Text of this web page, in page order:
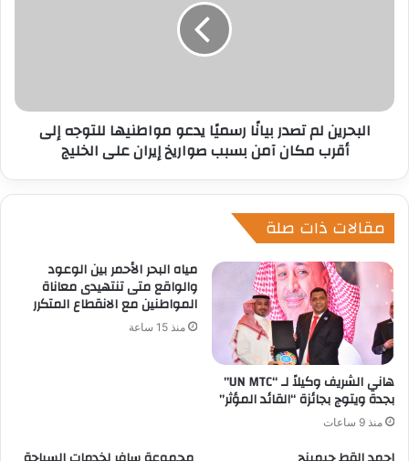
البحرين لم تصدر بيانًا رسميًا يدعو مواطنيها للتوجه إلى
أقرب مكان آمن بسبب صواريخ إيران على الخليج
مقالات ذات صلة
هاني الشريف وكيلاً لـ “UN MTC”
بجدة ويتوج بجائزة “القائد المؤثر”
منذ 9 ساعات
مياه البحر الأحمر بين الوعود
والواقع متى تنتهيدى معاناة
المواطنين مع الانقطاع المتكرر
منذ 15 ساعة